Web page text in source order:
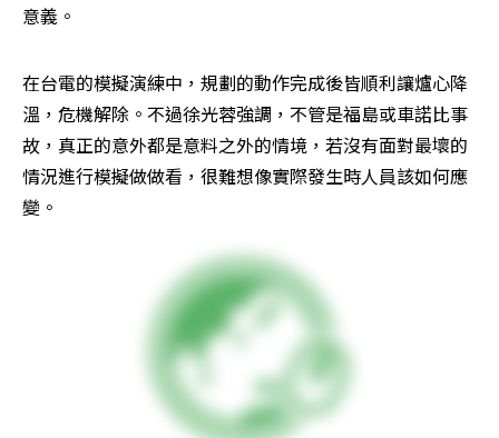
意義。
在台電的模擬演練中，規劃的動作完成後皆順利讓爐心降
溫，危機解除。不過徐光蓉強調，不管是福島或車諾比事
故，真正的意外都是意料之外的情境，若沒有面對最壞的
情況進行模擬做做看，很難想像實際發生時人員該如何應
變。